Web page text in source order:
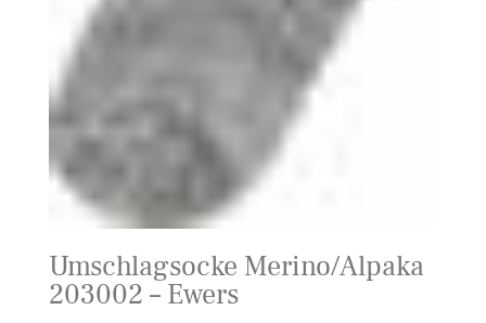
Umschlagsocke Merino/Alpaka
203002 – Ewers